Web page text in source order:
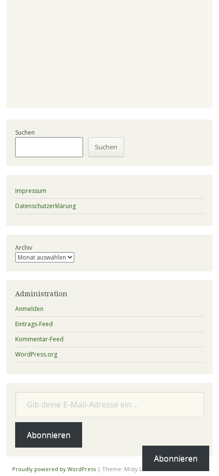
Suchen
Suchen
Impressum
Datenschutzerklärung
Archiv
Administration
Anmelden
Eintrags-Feed
Kommentar-Feed
WordPress.org
Abonnieren
Proudly powered by WordPress | Theme: Misty Lake von
Abonnieren